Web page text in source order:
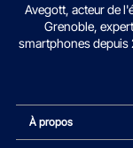
Avegott, acteur de
Grenoble,
smartphones depuis
À propos